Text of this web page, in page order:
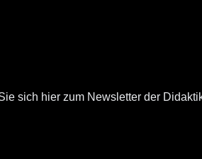
sich hier zum Newsletter der